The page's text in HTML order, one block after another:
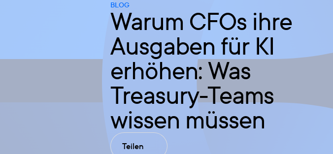
BLOG
Warum CFOs ihre
Ausgaben für KI
erhöhen: Was
Treasury-Teams
wissen müssen
Teilen